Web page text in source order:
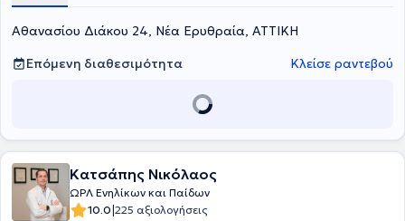
Αθανασίου Διάκου 24, Νέα Ερυθραία, ΑΤΤΙΚΗ
Επόμενη διαθεσιμότητα
Κλείσε ραντεβού
Κατσάπης Νικόλαος
ΩΡΛ Ενηλίκων και Παίδων
10.0|225 αξιολογήσεις